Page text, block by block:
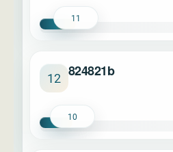
11
12 824821b
10